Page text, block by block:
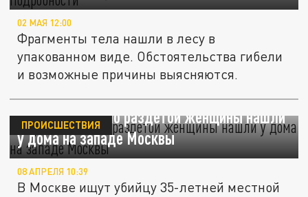
02 МАЯ 12:00
Фрагменты тела нашли в лесу в
упакованном виде. Обстоятельства гибели
и возможные причины выясняются.
Изрезанное тело раздетой женщины нашли
у дома на западе Москвы
ПРОИСШЕСТВИЯ
08 АПРЕЛЯ 10:39
В Москве ищут убийцу 35-летней местной